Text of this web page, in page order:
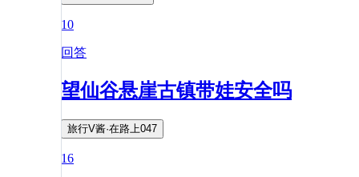
10
回答
望仙谷悬崖古镇带娃安全吗
旅行V酱·在路上047
16